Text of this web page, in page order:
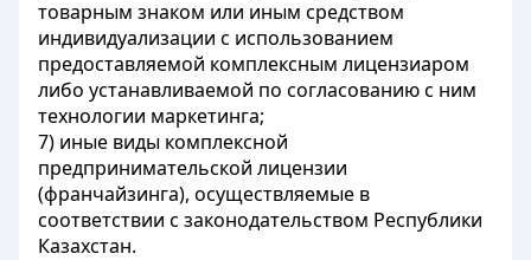
товарным знаком или иным средством
индивидуализации с использованием
предоставляемой комплексным лицензиаром
либо устанавливаемой по согласованию с ним
технологии маркетинга;
7) иные виды комплексной
предпринимательской лицензии
(франчайзинга), осуществляемые в
соответствии с законодательством Республики
Казахстан.